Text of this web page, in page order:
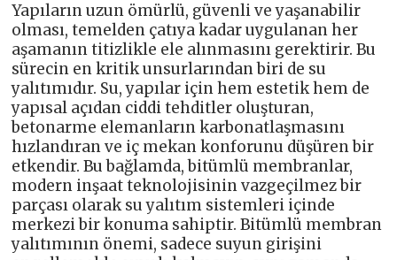
Yapıların uzun ömürlü, güvenli ve yaşanabilir
olması, temelden çatıya kadar uygulanan her
aşamanın titizlikle ele alınmasını gerektirir. Bu
sürecin en kritik unsurlarından biri de su
yalıtımıdır. Su, yapılar için hem estetik hem de
yapısal açıdan ciddi tehditler oluşturan,
betonarme elemanların karbonatlaşmasını
hızlandıran ve iç mekan konforunu düşüren bir
etkendir. Bu bağlamda, bitümlü membranlar,
modern inşaat teknolojisinin vazgeçilmez bir
parçası olarak su yalıtım sistemleri içinde
merkezi bir konuma sahiptir. Bitümlü membran
yalıtımının önemi, sadece suyun girişini